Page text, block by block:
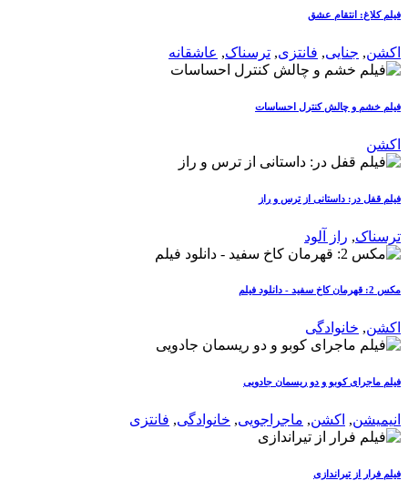
فیلم کلاغ: انتقام عشق
اکشن, جنایی, فانتزی, ترسناک, عاشقانه
فیلم خشم و چالش کنترل احساسات
اکشن
فیلم قفل در: داستانی از ترس و راز
ترسناک, راز آلود
مکس 2: قهرمان کاخ سفید - دانلود فیلم
اکشن, خانوادگی
فیلم ماجرای کوبو و دو ریسمان جادویی
انیمیشن, اکشن, ماجراجویی, خانوادگی, فانتزی
فیلم فرار از تیراندازی